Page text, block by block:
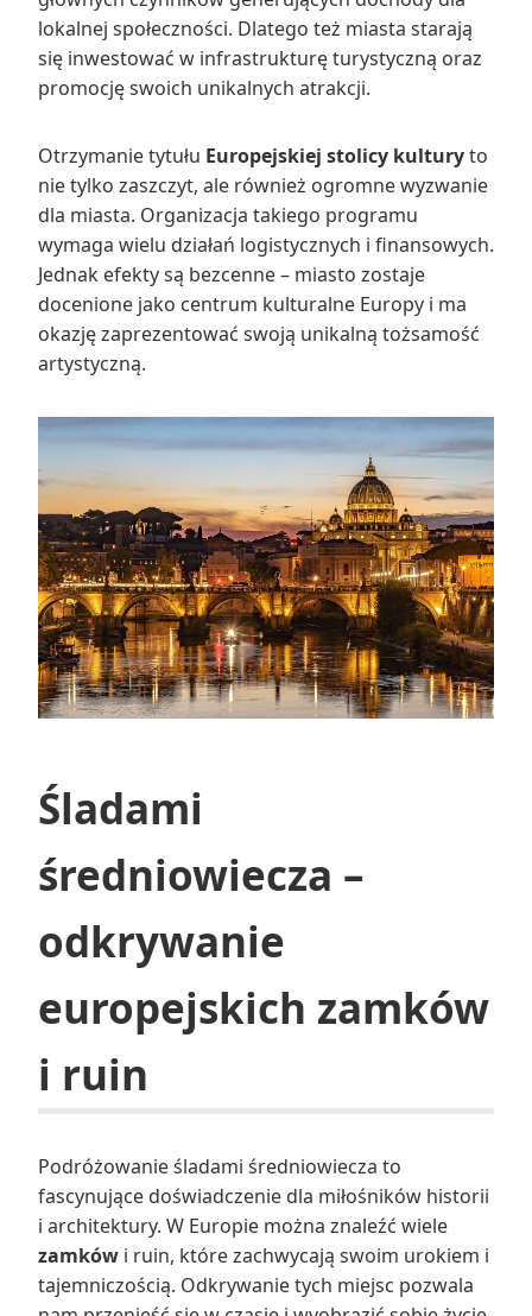
lokalnej społeczności. Dlatego też miasta starają
się inwestować w infrastrukturę turystyczną oraz
promocję swoich unikalnych atrakcji.
Otrzymanie tytułu Europejskiej stolicy kulturyto
nie tylko zaszczyt, ale również ogromne wyzwanie
dla miasta. Organizacja takiego programu
wymaga wielu działań logistycznych i finansowych.
Jednak efekty są bezcenne – miasto zostaje
docenione jako centrum kulturalne Europy i ma
okazję zaprezentować swoją unikalną tożsamość
artystyczną.
Śladami
średniowiecza –
odkrywanie
europejskich zamków
i ruin
Podróżowanie śladami średniowiecza to
fascynujące doświadczenie dla miłośników historii
i architektury. W Europie można znaleźć wiele
zamków i ruin, które zachwycają swoim urokiem i
tajemniczością. Odkrywanie tych miejsc pozwala